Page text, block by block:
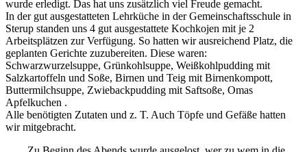
wurde erledigt. Das hat uns zusätzlich viel Freude gemacht.
In der gut ausgestatteten Lehrküche in der Gemeinschaftsschule in
Sterup standen uns 4 gut ausgestattete Kochkojen mit je 2
Arbeitsplätzen zur Verfügung. So hatten wir ausreichend Platz, die
geplanten Gerichte zuzubereiten. Diese waren:
Schwarzwurzelsuppe, Grünkohlsuppe, Weißkohlpudding mit
Salzkartoffeln und Soße, Birnen und Teig mit Birnenkompott,
Buttermilchsuppe, Zwiebackpudding mit Saftsoße, Omas
Apfelkuchen .
Alle benötigten Zutaten und z. T. Auch Töpfe und Gefäße hatten
wir mitgebracht.